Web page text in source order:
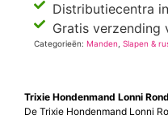
Distributiecentra
Gratis verzending
Categorieën:Manden ,Slapen &
Trixie Hondenmand Lonni
De Trixie Hondenmand Lonni